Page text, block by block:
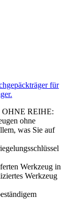
für
REIHE:
ohne
was Sie auf
Werkzeug in
Werkzeug